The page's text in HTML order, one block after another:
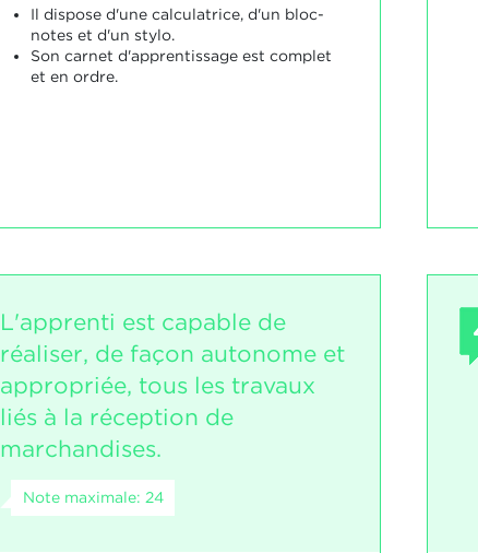
Il dispose d'une calculatrice, d'un bloc-
notes et d'un stylo.
Son carnet d'apprentissage est complet
et en ordre.
L'apprenti est capable de
réaliser, de façon autonome et
appropriée, tous les travaux
liés à la réception de
marchandises.
Note maximale: 24